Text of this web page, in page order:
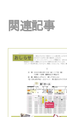
関連記事
おしらせ